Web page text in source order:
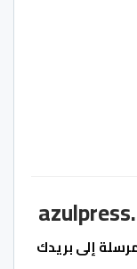
إلى بريدك